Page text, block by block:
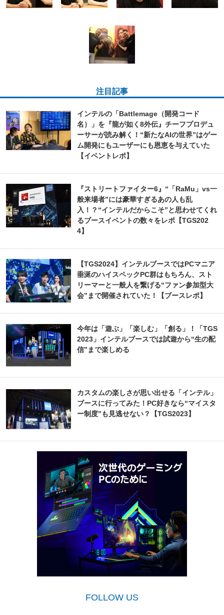
注目記事
インテルの「Battlemage（開発コード
名）」を『龍が如く8外伝』チーフプロデュ
ーサーが読み解く！“新たなAIの世界”はゲー
ム開発にもユーザーにも恩恵を与えていた
【イベントレポ】
『ストリートファイター6』“「RaMu」vs一
般来場者”には豪華すぎるあの人も乱
入！？“インテルだからこそ”と思わせてくれ
るブースイベントの数々をレポ【TGS202
4】
【TGS2024】インテルブースではPCマニア
垂涎のハイスペックPC群はもちろん、スト
リーマーと一般人を繋げる“ファン参加型大
会”まで開催されていた！【ブースレポ】
今年は「遊ぶ」「楽しむ」「創る」！「TGS
2023」インテルブースでは試遊から“生の配
信”まで楽しめる
カスタムの楽しさが思い出せる「インテル」
ブースに行ってみた！PC好きなら“マイスタ
ー制度”も見逃せない？【TGS2023】
FOLLOW US